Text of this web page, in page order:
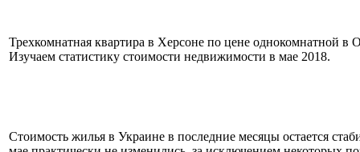
Трехкомнатная квартира в Херсоне по цене однокомнатной
Изучаем статистику стоимости недвижимости в мае 2018.
Стоимость жилья в Украине в последние месяцы остается